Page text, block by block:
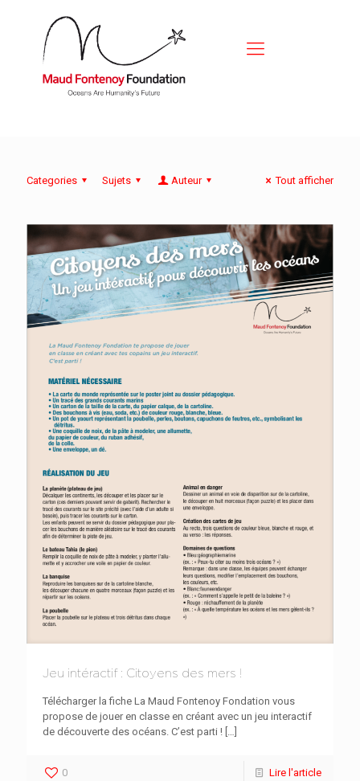
Categories Sujets Auteur Tout afficher
Jeu intéractif : Citoyens des mers !
Télécharger la fiche La Maud Fontenoy Fondation vous
propose de jouer en classe en créant avec un jeu interactif
de découverte des océans. C’est parti ! […]
0 Lire l'article